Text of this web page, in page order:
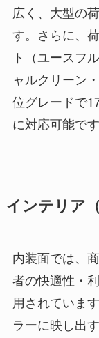
広く、大型の
す。さらに、
ト（ユースフ
ャルクリーン
位グレードで
に対応可能です
インテリア
内装面では、
者の快適性・
用されていま
ラーに映し出